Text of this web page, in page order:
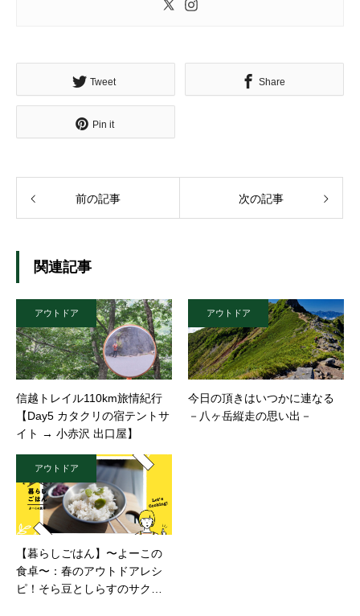
Tweet Share
Pin it
前の記事 次の記事
関連記事
アウトドア
信越トレイル110km旅情紀行
【Day5 カタクリの宿テントサ
イト → 小赤沢 出口屋】
アウトドア
今日の頂きはいつかに連なる
－八ヶ岳縦走の思い出－
アウトドア
【暮らしごはん】〜よーこの
食卓〜：春のアウトドアレシ
ピ！そら豆としらすのサクッ